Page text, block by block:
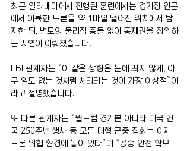
최근 알라배마에서 진행된 훈련에서는 경기장 인근
에서 이륙한 드론을 약 1마일 떨어진 위치에서 탐
지한 뒤, 별도의 물리적 충돌 없이 통제권을 장악하
는 시연이 이뤄졌습니다.
FBI 관계자는 “이 같은 상황은 눈에 띄지 않게, 아
무 일도 없는 것처럼 처리되는 것이 가장 이상적”이
라고 설명했습니다.
또 다른 관계자는 “월드컵 경기뿐 아니라 미국 건
국 250주년 행사 등 모든 대형 군중 집회는 이제
드론 위협 환경에 놓여 있다”며 “공중 안전 확보